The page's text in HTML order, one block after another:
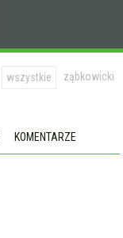
wszystkie ząbkowicki
KOMENTARZE